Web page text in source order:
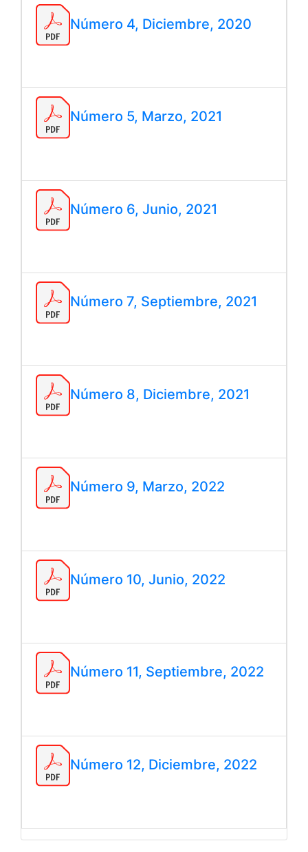
Número 4, Diciembre, 2020
Número 5, Marzo, 2021
Número 6, Junio, 2021
Número 7, Septiembre, 2021
Número 8, Diciembre, 2021
Número 9, Marzo, 2022
Número 10, Junio, 2022
Número 11, Septiembre, 2022
Número 12, Diciembre, 2022